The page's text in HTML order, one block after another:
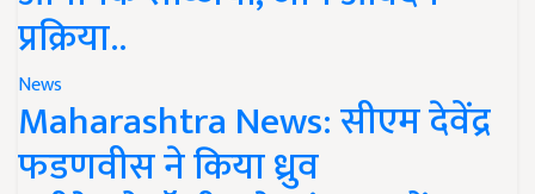
प्रक्रिया..
News
Maharashtra News: सीएम देवेंद्र
फडणवीस ने किया ध्रुव